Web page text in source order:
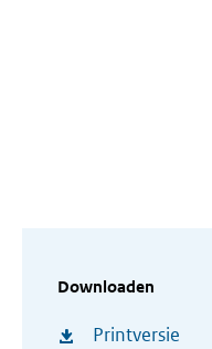
Downloaden
Printversie